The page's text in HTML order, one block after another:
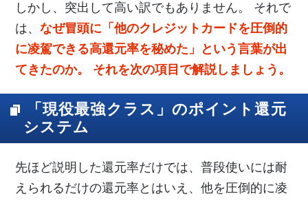
しかし、突出して高い訳でもありません。 それで
は、なぜ冒頭に「他のクレジットカードを圧倒的
に凌駕できる高還元率を秘めた」という言葉が出
てきたのか。 それを次の項目で解説しましょう。
「現役最強クラス」のポイント還元
システム
先ほど説明した還元率だけでは、普段使いには耐
えられるだけの還元率とはいえ、他を圧倒的に凌